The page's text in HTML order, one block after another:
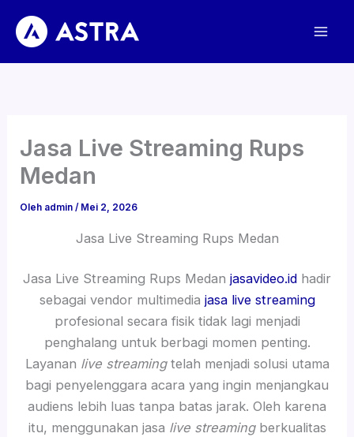
konten
Jasa Live Streaming Rups
Medan
Oleh admin/ Mei 2, 2026
Jasa Live Streaming Rups Medan
Jasa Live Streaming Rups Medan jasavideo.id hadir
sebagai vendor multimedia jasa live streaming
profesional secara fisik tidak lagi menjadi
penghalang untuk berbagi momen penting.
Layanan live streamingtelah menjadi solusi utama
bagi penyelenggara acara yang ingin menjangkau
audiens lebih luas tanpa batas jarak. Oleh karena
itu, menggunakan jasa live streamingberkualitas